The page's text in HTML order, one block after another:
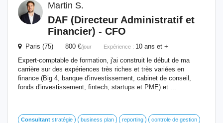
Martin S.
DAF (Directeur Administratif et
Financier) - CFO
Paris (75) 800 €/jour Expérience : 10 ans et +
Expert-comptable de formation, j'ai construit le début de ma
carrière sur des expériences très riches et très variées en
finance (Big 4, banque d'investissement, cabinet de conseil,
fonds d'investissement, fintech, startups et PME) et ...
Consultant stratégie business plan reporting controle de gestion